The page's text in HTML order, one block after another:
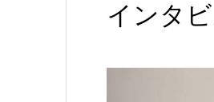
インタ